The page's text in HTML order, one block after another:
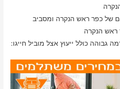
של כפר ראש הנקרה ומסביב
ראש הנקרה
גבוהה כולל ייעוץ אצל מוביל חייגו: